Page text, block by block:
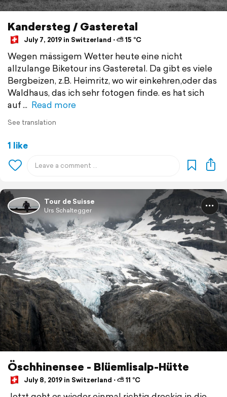
Kandersteg / Gasteretal
July 7, 2019 in Switzerland ⋅ ⛅ 15 °C
Wegen mässigem Wetter heute eine nicht
allzulange Biketour ins Gasteretal. Da gibt es viele
Bergbeizen, z.B. Heimritz, wo wir einkehren,oder das
Waldhaus, das ich sehr fotogen finde. es hat sich
auf
Read more
See translation
1 like
Tour de Suisse
Urs Schaltegger
Öschhinensee - Blüemlisalp-Hütte
July 8, 2019 in Switzerland ⋅ ⛅ 11 °C